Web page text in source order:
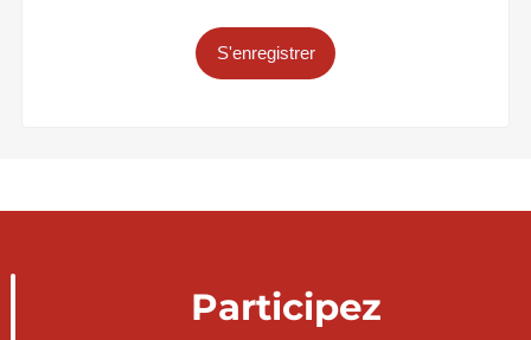
S'enregistrer
Participez